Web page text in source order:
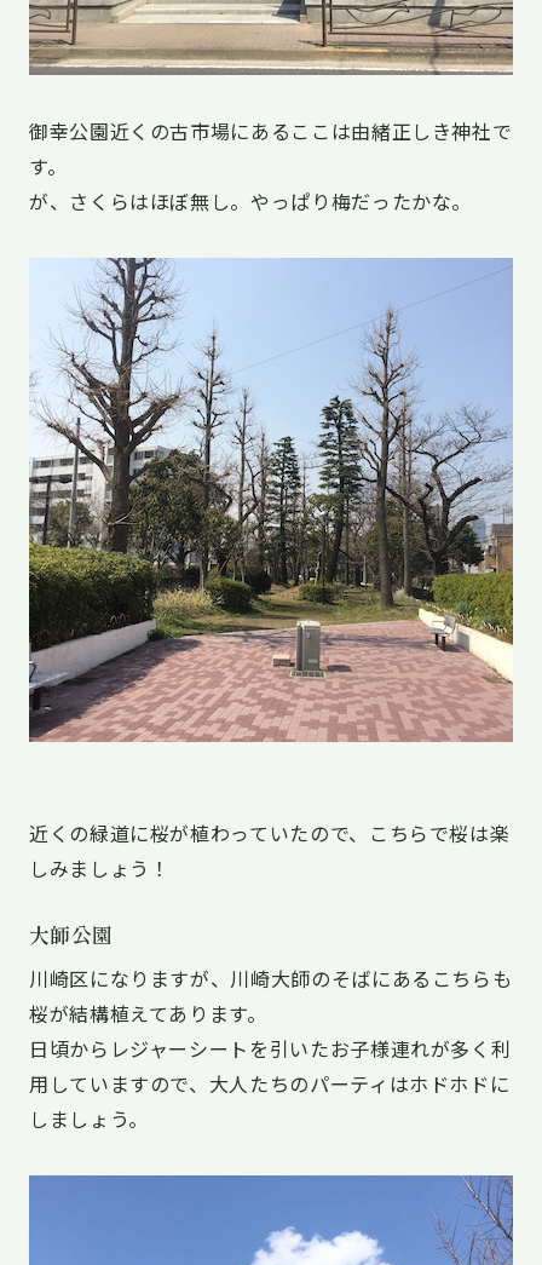
御幸公園近くの古市場にあるここは由緒正しき神社で
す。
が、さくらはほぼ無し。やっぱり梅だったかな。
近くの緑道に桜が植わっていたので、こちらで桜は楽
しみましょう！
大師公園
川崎区になりますが、川崎大師のそばにあるこちらも
桜が結構植えてあります。
日頃からレジャーシートを引いたお子様連れが多く利
用していますので、大人たちのパーティはホドホドに
しましょう。